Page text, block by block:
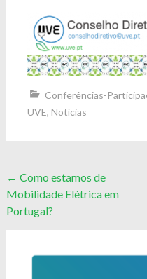
Conferências-
UVE, Notícias
Post
navigation
← Como estamos de
Mobilidade Elétrica em
Portugal?